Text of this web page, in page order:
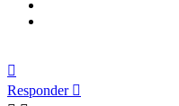
Responder